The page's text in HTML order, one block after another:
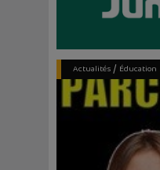
Actualités/ Éducation